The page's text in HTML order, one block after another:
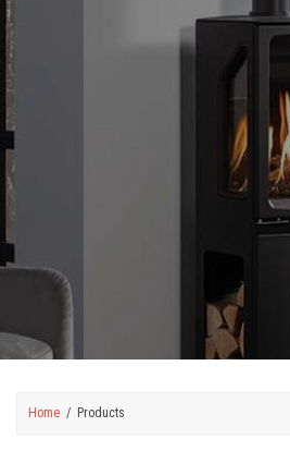
Home Products